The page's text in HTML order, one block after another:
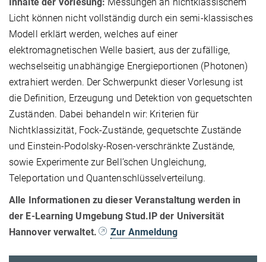
Licht können nicht vollständig durch ein semi-klassisches
Modell erklärt werden, welches auf einer
elektromagnetischen Welle basiert, aus der zufällige,
wechselseitig unabhängige Energieportionen (Photonen)
extrahiert werden. Der Schwerpunkt dieser Vorlesung ist
die Definition, Erzeugung und Detektion von gequetschten
Zuständen. Dabei behandeln wir: Kriterien für
Nichtklassizität, Fock-Zustände, gequetschte Zustände
und Einstein-Podolsky-Rosen-verschränkte Zustände,
sowie Experimente zur Bell’schen Ungleichung,
Teleportation und Quantenschlüsselverteilung.
Alle Informationen zu dieser Veranstaltung werden in
der E-Learning Umgebung Stud.IP der Universität
Hannover verwaltet.
Zur Anmeldung